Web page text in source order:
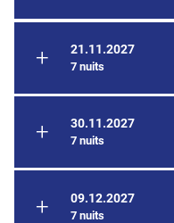
21.11.2027
7 nuits
30.11.2027
7 nuits
09.12.2027
7 nuits